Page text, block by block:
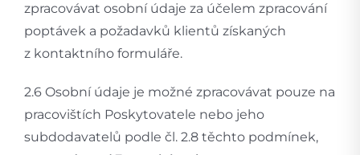
zpracovávat osobní údaje za účelem zpracování
poptávek a požadavků klientů získaných
z kontaktního formuláře.
2.6 Osobní údaje je možné zpracovávat pouze na
pracovištích Poskytovatele nebo jeho
subdodavatelů podle čl. 2.8 těchto podmínek,